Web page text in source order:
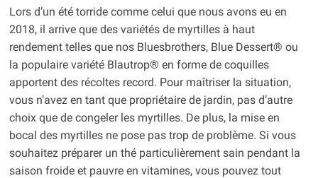
Lors d’un été torride comme celui que nous avons eu en
2018, il arrive que des variétés de myrtilles à haut
rendement telles que nos Bluesbrothers, Blue Dessert® ou
la populaire variété Blautrop® en forme de coquilles
apportent des récoltes record. Pour maîtriser la situation,
vous n’avez en tant que propriétaire de jardin, pas d’autre
choix que de congeler les myrtilles. De plus, la mise en
bocal des myrtilles ne pose pas trop de problème. Si vous
souhaitez préparer un thé particulièrement sain pendant la
saison froide et pauvre en vitamines, vous pouvez tout